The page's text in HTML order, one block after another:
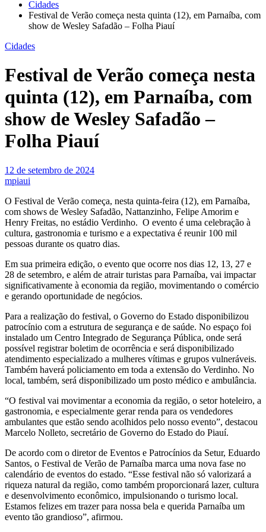
Cidades
Festival de Verão começa nesta quinta (12), em Parnaíba, com
show de Wesley Safadão – Folha Piauí
Cidades
Festival de Verão começa nesta
quinta (12), em Parnaíba, com
show de Wesley Safadão –
Folha Piauí
12 de setembro de 2024
mpiaui
O Festival de Verão começa, nesta quinta-feira (12), em Parnaíba,
com shows de Wesley Safadão, Nattanzinho, Felipe Amorim e
Henry Freitas, no estádio Verdinho. O evento é uma celebração à
cultura, gastronomia e turismo e a expectativa é reunir 100 mil
pessoas durante os quatro dias.
Em sua primeira edição, o evento que ocorre nos dias 12, 13, 27 e
28 de setembro, e além de atrair turistas para Parnaíba, vai impactar
significativamente à economia da região, movimentando o comércio
e gerando oportunidade de negócios.
Para a realização do festival, o Governo do Estado disponibilizou
patrocínio com a estrutura de segurança e de saúde. No espaço foi
instalado um Centro Integrado de Segurança Pública, onde será
possível registrar boletim de ocorrência e será disponibilizado
atendimento especializado a mulheres vítimas e grupos vulneráveis.
Também haverá policiamento em toda a extensão do Verdinho. No
local, também, será disponibilizado um posto médico e ambulância.
“O festival vai movimentar a economia da região, o setor hoteleiro, a
gastronomia, e especialmente gerar renda para os vendedores
ambulantes que estão sendo acolhidos pelo nosso evento”, destacou
Marcelo Nolleto, secretário de Governo do Estado do Piauí.
De acordo com o diretor de Eventos e Patrocínios da Setur, Eduardo
Santos, o Festival de Verão de Parnaíba marca uma nova fase no
calendário de eventos do estado. “Esse festival não só valorizará a
riqueza natural da região, como também proporcionará lazer, cultura
e desenvolvimento econômico, impulsionando o turismo local.
Estamos felizes em trazer para nossa bela e querida Parnaíba um
evento tão grandioso”, afirmou.